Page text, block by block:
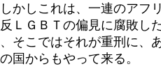
かしこれは、一連のア
ＧＢＴの偏見に腐敗し
こではそれが重刑に、
国からもやって来る。